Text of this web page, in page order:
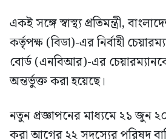
একই সঙ্গে স্বাস্থ্য প্রতিমন্ত্রী,
কর্তৃপক্ষ (বিডা)-এর নির্বাহী
বোর্ড (এনবিআর)-এর
অন্তর্ভুক্ত করা হয়েছে।
নতুন প্রজ্ঞাপনের মাধ্যমে ২১ জুন